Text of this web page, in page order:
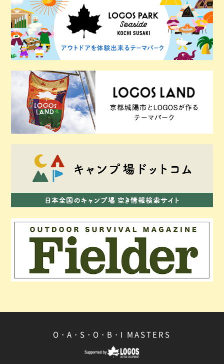
O・A・S・O・B・I MASTERS